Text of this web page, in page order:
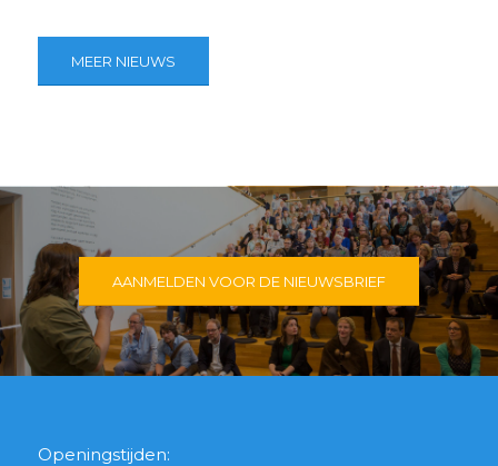
MEER NIEUWS
AANMELDEN VOOR DE NIEUWSBRIEF
Openingstijden: